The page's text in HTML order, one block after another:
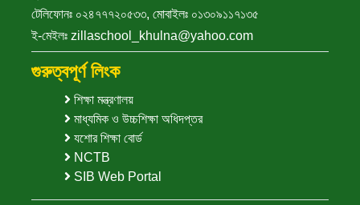
টেলিফোনঃ ০২৪৭৭৭২০৫৩৩, মোবাইলঃ ০১৩০৯১১৭১৩৫
ই-মেইলঃ zillaschool_khulna@yahoo.com
গুরুত্বপূর্ণ লিংক
শিক্ষা মন্ত্রণালয়
মাধ্যমিক ও উচ্চশিক্ষা অধিদপ্তর
যশোর শিক্ষা বোর্ড
NCTB
SIB Web Portal